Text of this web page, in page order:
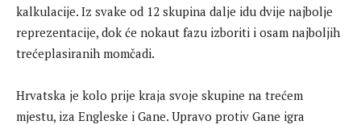
kalkulacije. Iz svake od 12 skupina dalje idu dvije najbolje
reprezentacije, dok će nokaut fazu izboriti i osam najboljih
trećeplasiranih momčadi.
Hrvatska je kolo prije kraja svoje skupine na trećem
mjestu, iza Engleske i Gane. Upravo protiv Gane igra